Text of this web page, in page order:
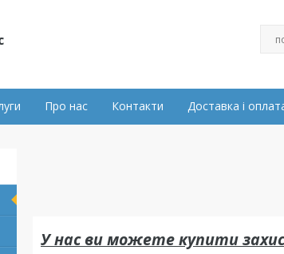
Про нас Контакти Доставка і
У нас ви можете купити